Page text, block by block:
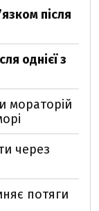
після
однієї з
мораторій
через
потяги